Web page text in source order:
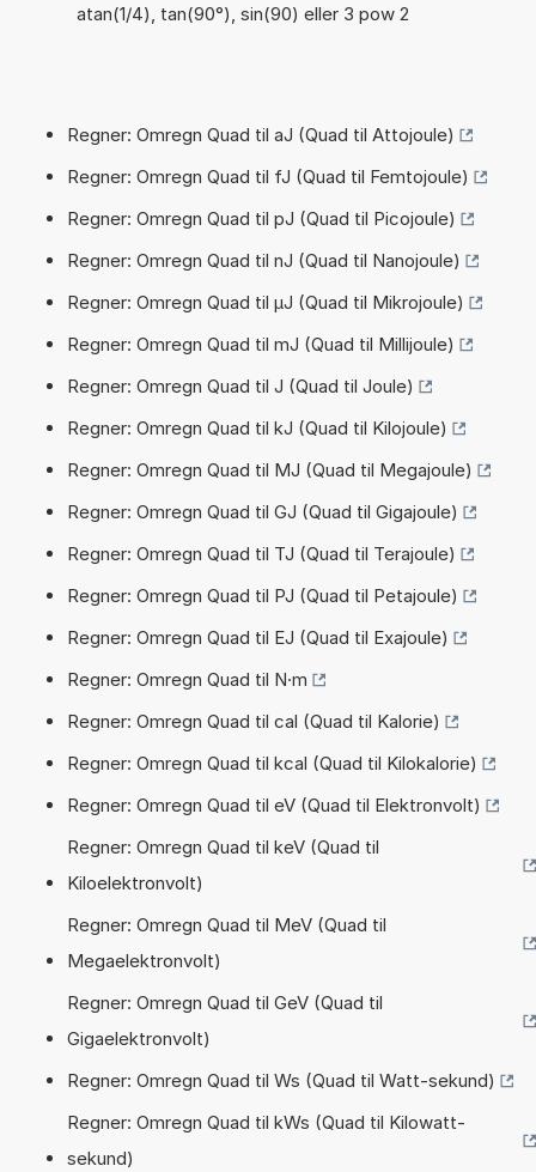
atan(1/4), tan(90°), sin(90) eller 3 pow 2
Regner: Omregn Quad til aJ (Quad til Attojoule)
Regner: Omregn Quad til fJ (Quad til Femtojoule)
Regner: Omregn Quad til pJ (Quad til Picojoule)
Regner: Omregn Quad til nJ (Quad til Nanojoule)
Regner: Omregn Quad til µJ (Quad til Mikrojoule)
Regner: Omregn Quad til mJ (Quad til Millijoule)
Regner: Omregn Quad til J (Quad til Joule)
Regner: Omregn Quad til kJ (Quad til Kilojoule)
Regner: Omregn Quad til MJ (Quad til Megajoule)
Regner: Omregn Quad til GJ (Quad til Gigajoule)
Regner: Omregn Quad til TJ (Quad til Terajoule)
Regner: Omregn Quad til PJ (Quad til Petajoule)
Regner: Omregn Quad til EJ (Quad til Exajoule)
Regner: Omregn Quad til N·m
Regner: Omregn Quad til cal (Quad til Kalorie)
Regner: Omregn Quad til kcal (Quad til Kilokalorie)
Regner: Omregn Quad til eV (Quad til Elektronvolt)
Regner: Omregn Quad til keV (Quad til
Kiloelektronvolt)
Regner: Omregn Quad til MeV (Quad til
Megaelektronvolt)
Regner: Omregn Quad til GeV (Quad til
Gigaelektronvolt)
Regner: Omregn Quad til Ws (Quad til Watt-sekund)
Regner: Omregn Quad til kWs (Quad til Kilowatt-
sekund)